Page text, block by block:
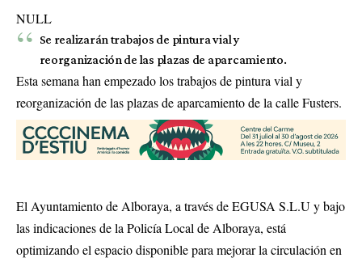
NULL
Se realizarán trabajos de pintura vial y
reorganización de las plazas de aparcamiento.
Esta semana han empezado los trabajos de pintura vial y
reorganización de las plazas de aparcamiento de la calle Fusters.
El Ayuntamiento de Alboraya, a través de EGUSA S.L.U y bajo
las indicaciones de la Policía Local de Alboraya, está
optimizando el espacio disponible para mejorar la circulación en